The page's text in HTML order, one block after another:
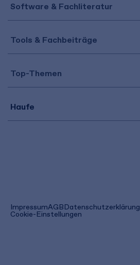
Software & Fachliteratur
Tools & Fachbeiträge
Top-Themen
Haufe
ImpressumAGB(öffnet
in
einem
Datenschutzerklärung
Cookie-Einstellungen